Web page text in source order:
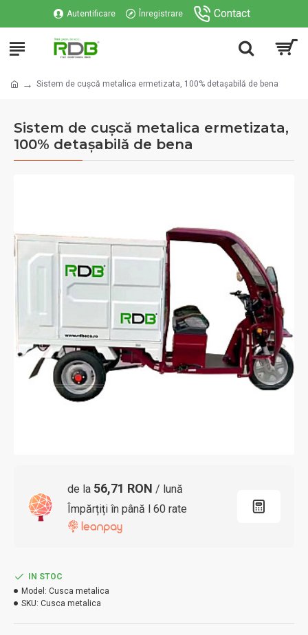
Autentificare Înregistrare Contact
Sistem de cușcă metalica ermetizata, 100% detașabilă de bena
Sistem de cușcă metalica ermetizata,
100% detașabilă de bena
de la 56,71 RON / lună
Împărțiți în până l 60 rate
IN STOC
Model: Cusca metalica
SKU: Cusca metalica